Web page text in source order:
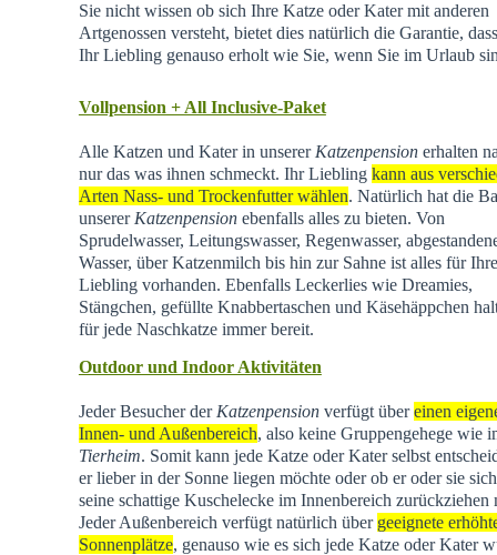
Sie nicht wissen ob sich Ihre Katze oder Kater mit anderen
Artgenossen versteht, bietet dies natürlich die Garantie,
Ihr Liebling genauso erholt wie Sie, wenn Sie im Urlaub
Vollpension + All Inclusive-Paket
Alle Katzen und Kater in unserer Katzenpensionerhalten
nur das was ihnen schmeckt. Ihr Liebling kann aus
Arten Nass- und Trockenfutter wählen. Natürlich hat die
unserer Katzenpensionebenfalls alles zu bieten. Von
Sprudelwasser, Leitungswasser, Regenwasser,
Wasser, über Katzenmilch bis hin zur Sahne ist alles für
Liebling vorhanden. Ebenfalls Leckerlies wie Dreamies,
Stängchen, gefüllte Knabbertaschen und Käsehäppchen
für jede Naschkatze immer bereit.
Outdoor und Indoor Aktivitäten
Jeder Besucher der Katzenpensionverfügt übereinen
Innen- und Außenbereich, also keine Gruppengehege wie
Tierheim. Somit kann jede Katze oder Kater selbst
er lieber in der Sonne liegen möchte oder ob er oder sie
seine schattige Kuschelecke im Innenbereich zurückziehen
Jeder Außenbereich verfügt natürlich über geeignete
Sonnenplätze, genauso wie es sich jede Katze oder Kater